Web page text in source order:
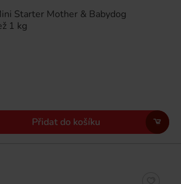
Starter Mother & Babydog
1 kg
Přidat do košíku